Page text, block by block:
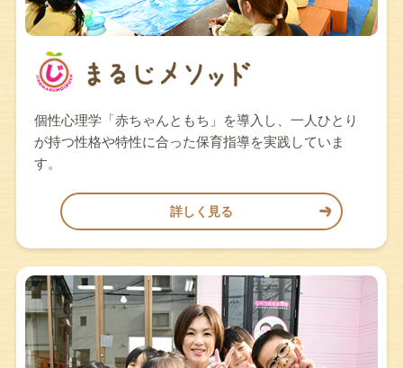
個性心理学「赤ちゃんともち」を導入し、一人ひとり
が持つ性格や特性に合った保育指導を実践していま
す。
詳しく見る